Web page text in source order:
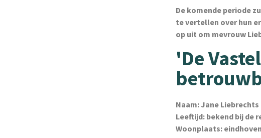
De komende periode
te vertellen over hun
op uit om mevrouw
'De
Naam: Jane Liebrechts
Leeftijd: bekend bij de
Woonplaats: eindhoven